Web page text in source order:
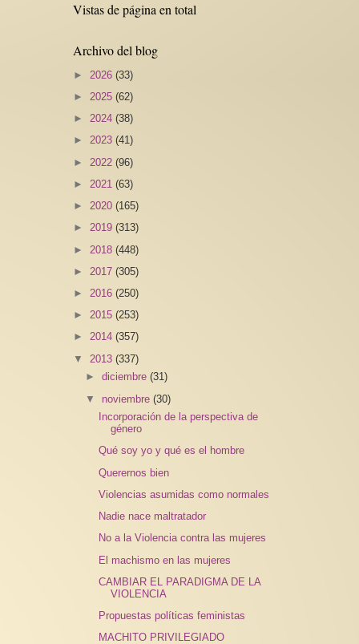
Vistas de página en total
Archivo del blog
► 2026 (33)
► 2025 (62)
► 2024 (38)
► 2023 (41)
► 2022 (96)
► 2021 (63)
► 2020 (165)
► 2019 (313)
► 2018 (448)
► 2017 (305)
► 2016 (250)
► 2015 (253)
► 2014 (357)
▼ 2013 (337)
►diciembre(31)
▼ noviembre(30)
Incorporación de la perspectiva de
género
Qué soy yo y qué es el hombre
Querernos bien
Violencias asumidas como normales
Nadie nace maltratador
No a la Violencia contra las mujeres
El machismo en las mujeres
CAMBIAR EL PARADIGMA DE LA
VIOLENCIA
Propuestas políticas feministas
MACHITO PRIVILEGIADO